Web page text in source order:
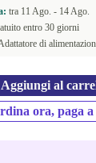
tra 11 Ago. - 14 Ago.
entro 30 giorni
di
Aggiungi al
ora, paga